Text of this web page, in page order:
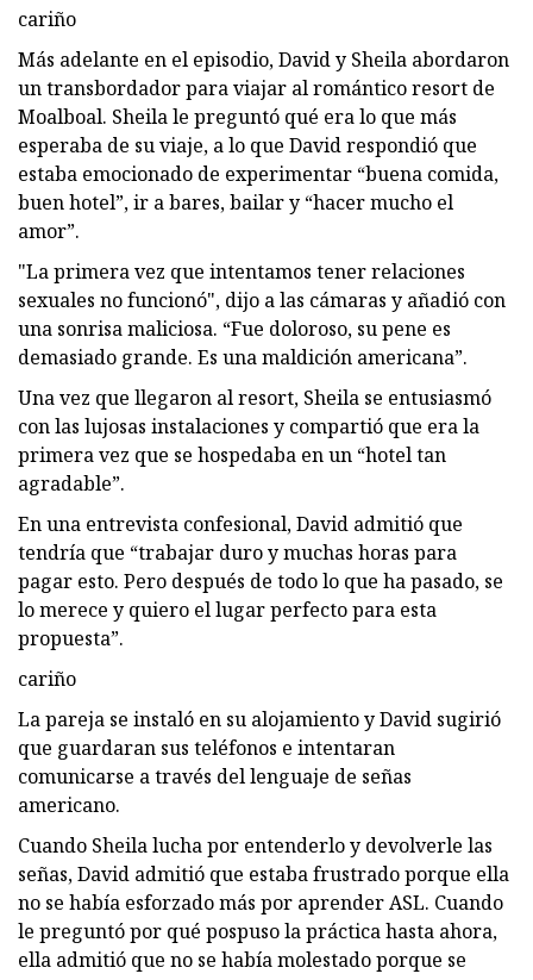
cariño
Más adelante en el episodio, David y Sheila abordaron
un transbordador para viajar al romántico resort de
Moalboal. Sheila le preguntó qué era lo que más
esperaba de su viaje, a lo que David respondió que
estaba emocionado de experimentar “buena comida,
buen hotel”, ir a bares, bailar y “hacer mucho el
amor”.
"La primera vez que intentamos tener relaciones
sexuales no funcionó", dijo a las cámaras y añadió con
una sonrisa maliciosa. “Fue doloroso, su pene es
demasiado grande. Es una maldición americana”.
Una vez que llegaron al resort, Sheila se entusiasmó
con las lujosas instalaciones y compartió que era la
primera vez que se hospedaba en un “hotel tan
agradable”.
En una entrevista confesional, David admitió que
tendría que “trabajar duro y muchas horas para
pagar esto. Pero después de todo lo que ha pasado, se
lo merece y quiero el lugar perfecto para esta
propuesta”.
cariño
La pareja se instaló en su alojamiento y David sugirió
que guardaran sus teléfonos e intentaran
comunicarse a través del lenguaje de señas
americano.
Cuando Sheila lucha por entenderlo y devolverle las
señas, David admitió que estaba frustrado porque ella
no se había esforzado más por aprender ASL. Cuando
le preguntó por qué pospuso la práctica hasta ahora,
ella admitió que no se había molestado porque se